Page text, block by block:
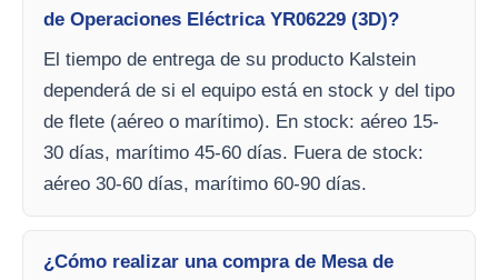
de Operaciones Eléctrica YR06229 (3D)?
El tiempo de entrega de su producto Kalstein
dependerá de si el equipo está en stock y del tipo
de flete (aéreo o marítimo). En stock: aéreo 15-
30 días, marítimo 45-60 días. Fuera de stock:
aéreo 30-60 días, marítimo 60-90 días.
¿Cómo realizar una compra de Mesa de